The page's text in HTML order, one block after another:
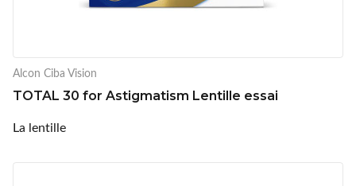
Alcon Ciba Vision
TOTAL 30 for Astigmatism Lentille essai
La lentille